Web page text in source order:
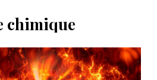
chimique